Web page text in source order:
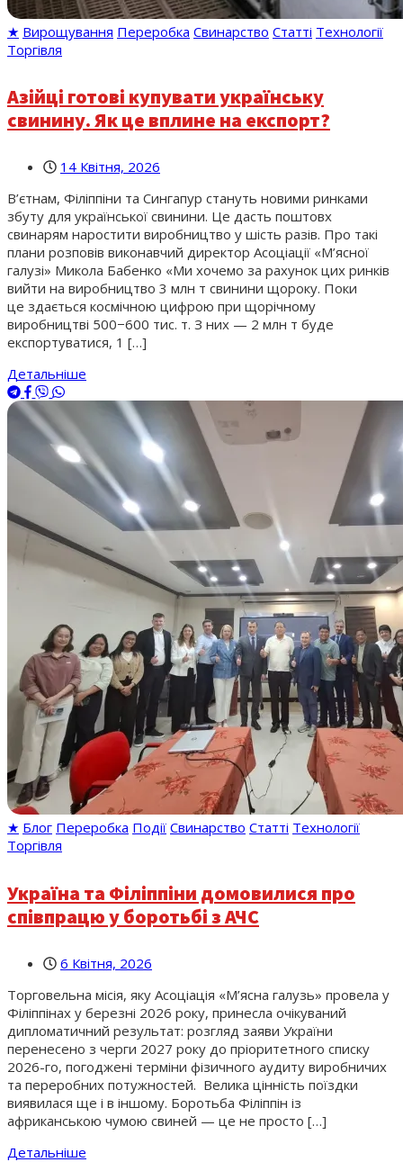
★ Вирощування Переробка Свинарство Статті Технології
Торгівля
Азійці готові купувати українську
свинину. Як це вплине на експорт?
14 Квітня, 2026
В’єтнам, Філіппіни та Сингапур стануть новими ринками
збуту для української свинини. Це дасть поштовх
свинарям наростити виробництво у шість разів. Про такі
плани розповів виконавчий директор Асоціації «М’ясної
галузі» Микола Бабенко «Ми хочемо за рахунок цих ринків
вийти на виробництво 3 млн т свинини щороку. Поки
це здається космічною цифрою при щорічному
виробництві 500−600 тис. т. З них — 2 млн т буде
експортуватися, 1 […]
Детальніше
★ Блог Переробка Події Свинарство Статті Технології
Торгівля
Україна та Філіппіни домовилися про
співпрацю у боротьбі з АЧС
6 Квітня, 2026
Торговельна місія, яку Асоціація «М’ясна галузь» провела у
Філіппінах у березні 2026 року, принесла очікуваний
дипломатичний результат: розгляд заяви України
перенесено з черги 2027 року до пріоритетного списку
2026-го, погоджені терміни фізичного аудиту виробничих
та переробних потужностей. Велика цінність поїздки
виявилася ще і в іншому. Боротьба Філіппін із
африканською чумою свиней — це не просто […]
Детальніше